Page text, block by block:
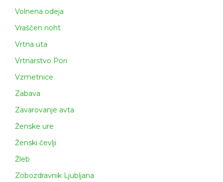
Volnena odeja
Vraščen noht
Vrtna uta
Vrtnarstvo Pori
Vzmetnice
Zabava
Zavarovanje avta
Ženske ure
Ženski čevlji
Žleb
Zobozdravnik Ljubljana